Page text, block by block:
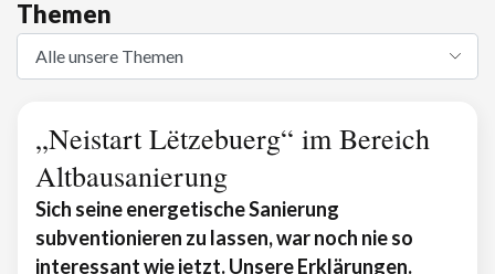
Themen
„Neistart Lëtzebuerg“ im Bereich
Altbausanierung
Sich seine energetische Sanierung
subventionieren zu lassen, war noch nie so
interessant wie jetzt. Unsere Erklärungen.